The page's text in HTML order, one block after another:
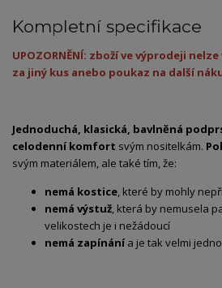
Kompletní specifikace
UPOZORNĚNÍ: zboží ve výprodeji
za jiný kus anebo poukaz na další
Jednoduchá, klasická, bavlněná
celodenní komfort svým nositelkám.
svým materiálem, ale také tím, že:
nemá kostice, které by mohly
nemá výstuž, která by nemusela
velikostech je i nežádoucí
nemá zapínánía je tak velmi